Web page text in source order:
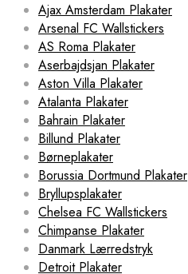
Ajax Amsterdam Plakater
Arsenal FC Wallstickers
AS Roma Plakater
Aserbajdsjan Plakater
Aston Villa Plakater
Atalanta Plakater
Bahrain Plakater
Billund Plakater
Børneplakater
Borussia Dortmund Plakater
Bryllupsplakater
Chelsea FC Wallstickers
Chimpanse Plakater
Danmark Lærredstryk
Detroit Plakater